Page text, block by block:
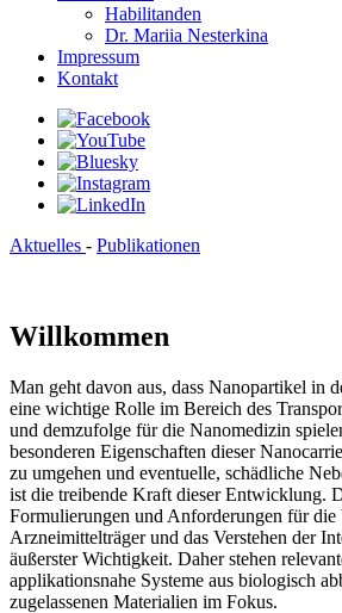
Habilitanden
Dr. Mariia Nesterkina
Impressum
Kontakt
Aktuelles - Publikationen
Willkommen
Man geht davon aus, dass Nanopartikel in
eine wichtige Rolle im Bereich des
und demzufolge für die Nanomedizin
besonderen Eigenschaften dieser
zu umgehen und eventuelle, schädliche
ist die treibende Kraft dieser Entwicklung.
Formulierungen und Anforderungen für die
Arzneimittelträger und das Verstehen der
äußerster Wichtigkeit. Daher stehen
applikationsnahe Systeme aus biologisch
zugelassenen Materialien im Fokus.